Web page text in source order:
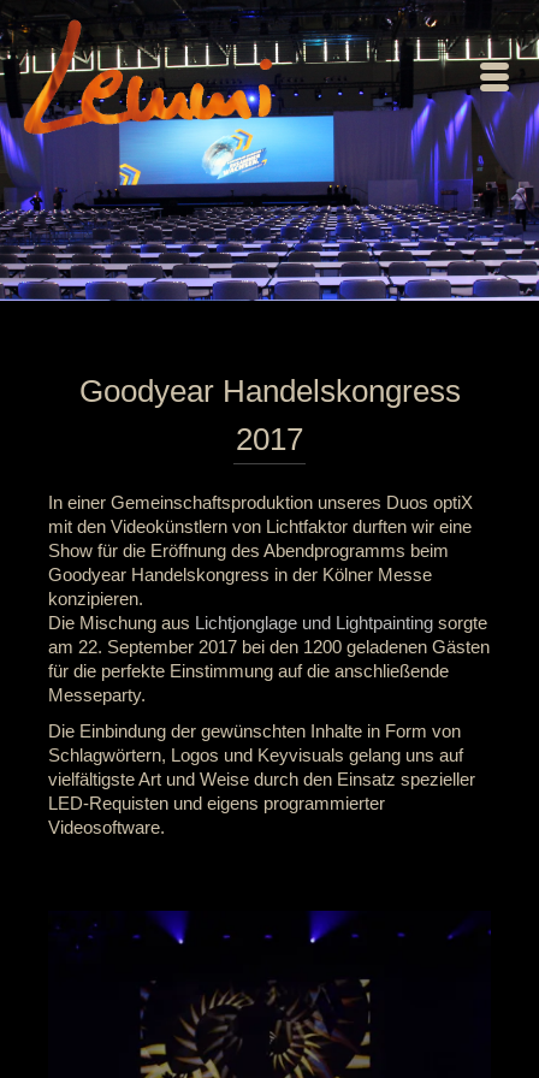
Goodyear Handelskongress
2017
In einer Gemeinschaftsproduktion unseres Duos optiX
mit den Videokünstlern von Lichtfaktor durften wir eine
Show für die Eröffnung des Abendprogramms beim
Goodyear Handelskongress in der Kölner Messe
konzipieren.
Die Mischung aus Lichtjonglage und Lightpainting sorgte
am 22. September 2017 bei den 1200 geladenen Gästen
für die perfekte Einstimmung auf die anschließende
Messeparty.
Die Einbindung der gewünschten Inhalte in Form von
Schlagwörtern, Logos und Keyvisuals gelang uns auf
vielfältigste Art und Weise durch den Einsatz spezieller
LED-Requisten und eigens programmierter
Videosoftware.